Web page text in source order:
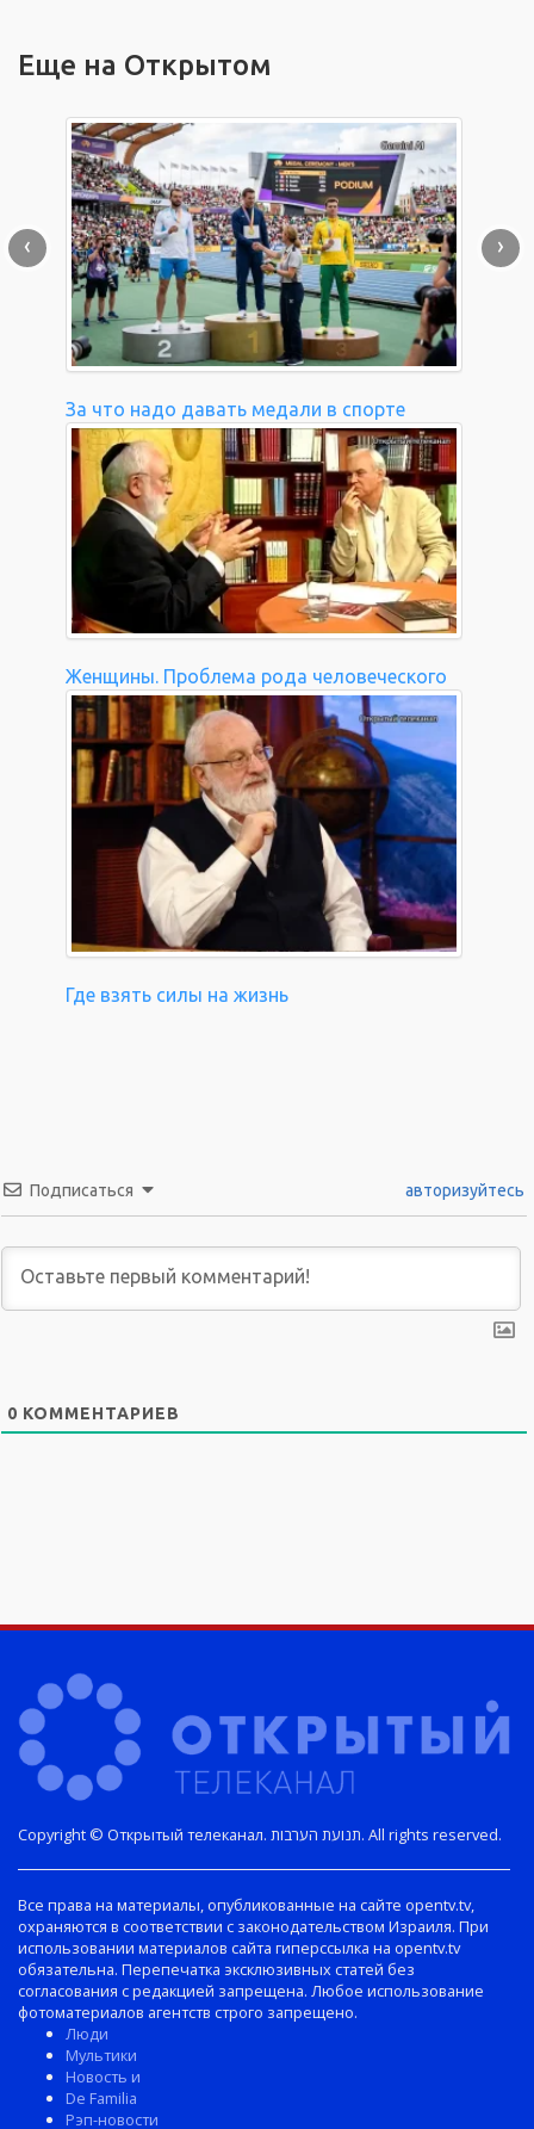
Еще на Открытом
За что надо давать медали в спорте
Женщины. Проблема рода человеческого
Где взять силы на жизнь
‹ ›
Подписаться авторизуйтесь
0 КОММЕНТАРИЕВ
Copyright © Открытый телеканал. תנועת הערבות. All rights reserved.
Все права на материалы, опубликованные на сайте opentv.tv,
охраняются в соответствии с законодательством Израиля. При
использовании материалов сайта гиперссылка на opentv.tv
обязательна. Перепечатка эксклюзивных статей без
согласования с редакцией запрещена. Любое использование
фотоматериалов агентств строго запрещено.
Люди
Мультики
Новость и
De Familia
Рэп-новости